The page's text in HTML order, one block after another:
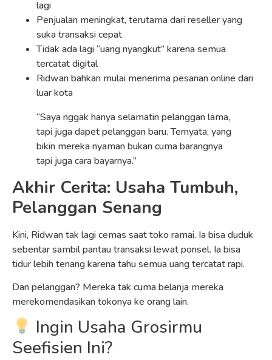
lagi
Penjualan meningkat, terutama dari reseller yang
suka transaksi cepat
Tidak ada lagi “uang nyangkut” karena semua
tercatat digital
Ridwan bahkan mulai menerima pesanan online dari
luar kota
“Saya nggak hanya selamatin pelanggan lama,
tapi juga dapet pelanggan baru. Ternyata, yang
bikin mereka nyaman bukan cuma barangnya
tapi juga cara bayarnya.”
Akhir Cerita: Usaha Tumbuh,
Pelanggan Senang
Kini, Ridwan tak lagi cemas saat toko ramai. Ia bisa duduk
sebentar sambil pantau transaksi lewat ponsel. Ia bisa
tidur lebih tenang karena tahu semua uang tercatat rapi.
Dan pelanggan? Mereka tak cuma belanja mereka
merekomendasikan tokonya ke orang lain.
Ingin Usaha Grosirmu
Seefisien Ini?